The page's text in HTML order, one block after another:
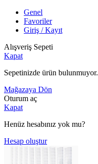
Genel
Favoriler
Giriş / Kayıt
Alışveriş Sepeti
Kapat
Sepetinizde ürün bulunmuyor.
Mağazaya Dön
Oturum aç
Kapat
Henüz hesabınız yok mu?
Hesap oluştur